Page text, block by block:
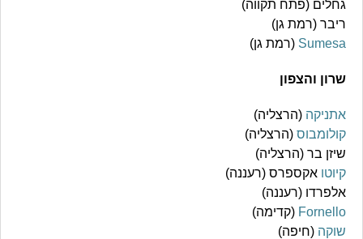
גחלים (פתח תקווה)
ריבר (רמת גן)
Sumesa (רמת גן)
שרון והצפון
אתניקה (הרצליה)
קולומבוס (הרצליה)
שיזן בר (הרצליה)
קיוטו אקספרס (רעננה)
אלפרדו (רעננה)
Fornello (קדימה)
שוקה (חיפה)